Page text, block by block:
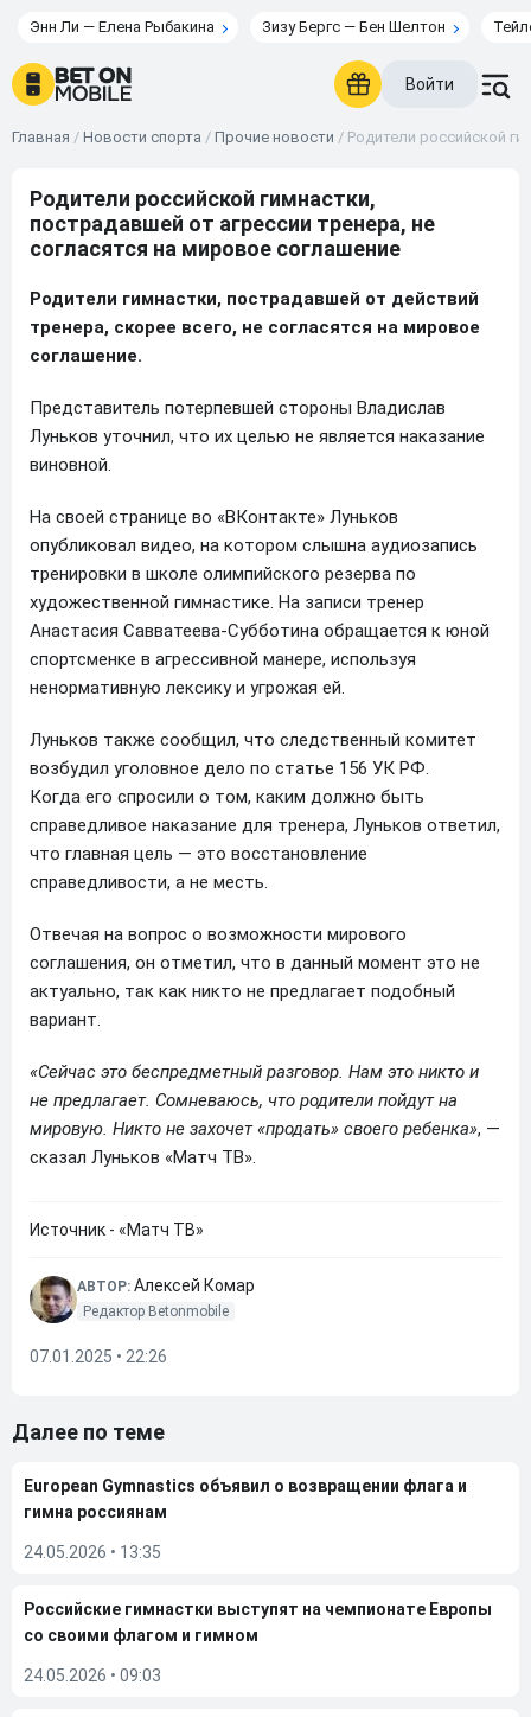
Энн Ли — Елена Рыбакина Зизу Бергс — Бен Шелтон
Войти
Главная / Новости спорта / Прочие новости / Родители российской
Родители российской гимнастки,
пострадавшей от агрессии тренера, не
согласятся на мировое соглашение
Родители гимнастки, пострадавшей от действий
тренера, скорее всего, не согласятся на мировое
соглашение.
Представитель потерпевшей стороны Владислав
Луньков уточнил, что их целью не является наказание
виновной.
На своей странице во «ВКонтакте» Луньков
опубликовал видео, на котором слышна аудиозапись
тренировки в школе олимпийского резерва по
художественной гимнастике. На записи тренер
Анастасия Савватеева-Субботина обращается к юной
спортсменке в агрессивной манере, используя
ненормативную лексику и угрожая ей.
Луньков также сообщил, что следственный комитет
возбудил уголовное дело по статье 156 УК РФ.
Когда его спросили о том, каким должно быть
справедливое наказание для тренера, Луньков ответил,
что главная цель — это восстановление
справедливости, а не месть.
Отвечая на вопрос о возможности мирового
соглашения, он отметил, что в данный момент это не
актуально, так как никто не предлагает подобный
вариант.
«Сейчас это беспредметный разговор. Нам это никто и
не предлагает. Сомневаюсь, что родители пойдут на
мировую. Никто не захочет «продать» своего ребенка», —
сказал Луньков «Матч ТВ».
Источник - «Матч ТВ»
АВТОР: Алексей Комар
Редактор Betonmobile
07.01.2025 • 22:26
Далее по теме
European Gymnastics объявил о возвращении флага и
гимна россиянам
24.05.2026 • 13:35
Российские гимнастки выступят на чемпионате Европы
со своими флагом и гимном
24.05.2026 • 09:03